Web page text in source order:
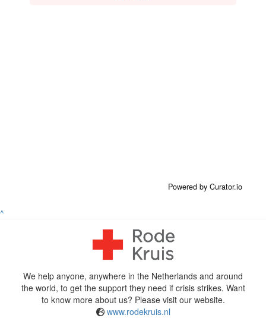
Powered by Curator.io
^
We help anyone, anywhere in the Netherlands and around
the world, to get the support they need if crisis strikes. Want
to know more about us? Please visit our website.
www.rodekruis.nl